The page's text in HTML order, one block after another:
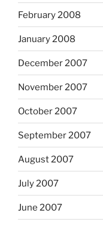
February 2008
January 2008
December 2007
November 2007
October 2007
September 2007
August 2007
July 2007
June 2007